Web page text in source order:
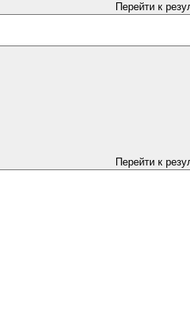
Перейти к
Перейти к